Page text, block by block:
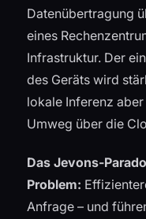
Datenübertragung
eines
Infrastruktur. Der
des Geräts wird
lokale Inferenz
Umweg über die
Das Jevons-
Problem:
Anfrage – und